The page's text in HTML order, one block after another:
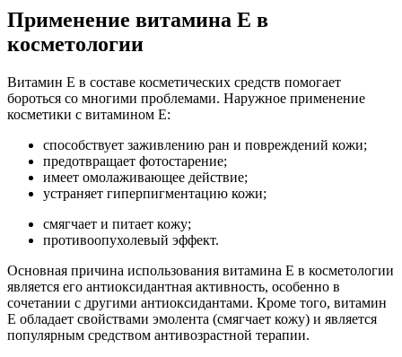
Применение витамина Е в
косметологии
Витамин Е в составе косметических средств помогает
бороться со многими проблемами. Наружное применение
косметики с витамином Е:
способствует заживлению ран и повреждений кожи;
предотвращает фотостарение;
имеет омолаживающее действие;
устраняет гиперпигментацию кожи;
смягчает и питает кожу;
противоопухолевый эффект.
Основная причина использования витамина Е в косметологии
является его антиоксидантная активность, особенно в
сочетании с другими антиоксидантами. Кроме того, витамин
Е обладает свойствами эмолента (смягчает кожу) и является
популярным средством антивозрастной терапии.